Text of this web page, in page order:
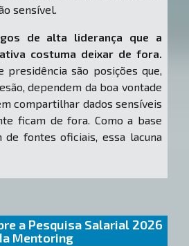
sensível.
de alta liderança que a
costuma deixar de fora.
presidência são posições que,
dependem da boa vontade
compartilhar dados sensíveis
ficam de fora. Como a base
fontes oficiais, essa lacuna
a Pesquisa Salarial 2026
Mentoring